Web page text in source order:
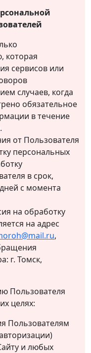
которая
сервисов или
случаев, когда
обязательное
в течение
от Пользователя
персональных
в срок,
с момента
на обработку
на адрес
,
г. Томск,
Пользователя
целях:
Пользователям
и любых